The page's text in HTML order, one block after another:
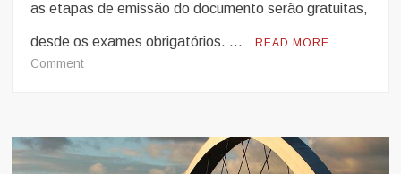
as etapas de emissão do documento serão gratuitas,
desde os exames obrigatórios. … READ MORE
Commenton
autorizada